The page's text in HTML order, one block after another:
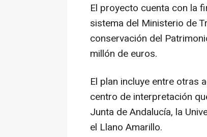
El proyecto cuenta con la
sistema del Ministerio de
conservación del
millón de euros.
El plan incluye entre otras
centro de interpretación
Junta de Andalucía, la
el Llano Amarillo.